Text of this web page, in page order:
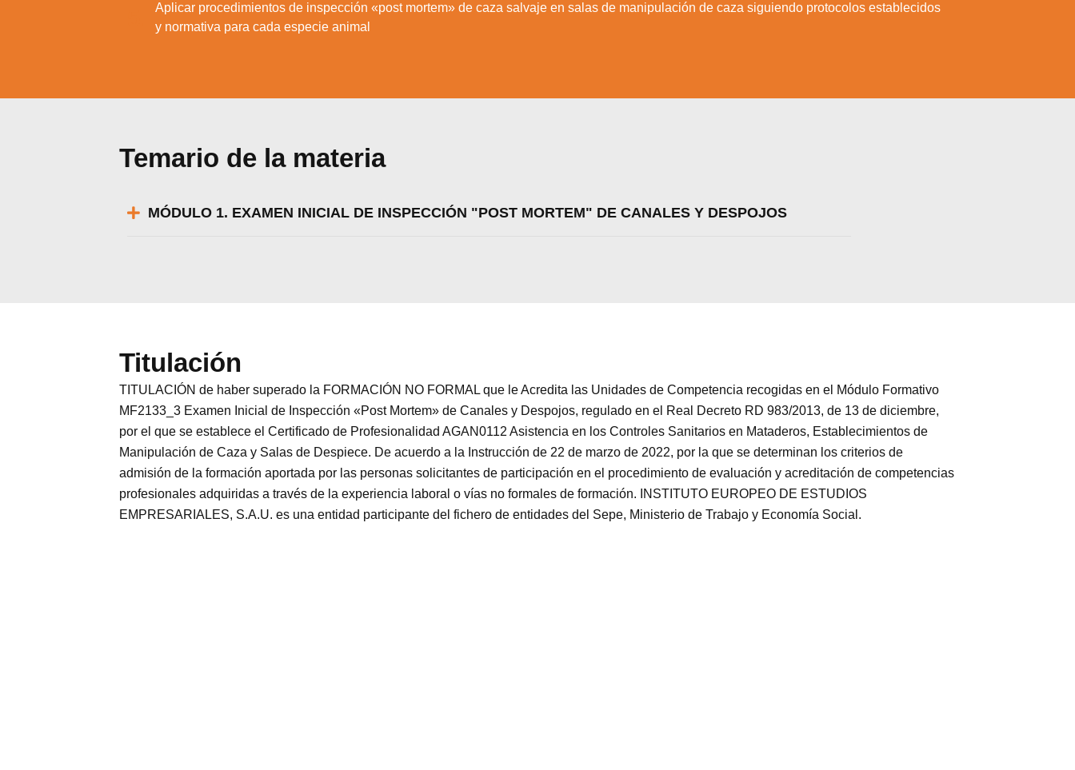
Aplicar procedimientos de inspección «post mortem» de caza salvaje en salas de manipulación de caza siguiendo protocolos establecidos
y normativa para cada especie animal
Temario de la materia
MÓDULO 1. EXAMEN INICIAL DE INSPECCIÓN "POST MORTEM" DE CANALES Y DESPOJOS
Titulación
TITULACIÓN de haber superado la FORMACIÓN NO FORMAL que le Acredita las Unidades de Competencia recogidas en el Módulo Formativo
MF2133_3 Examen Inicial de Inspección «Post Mortem» de Canales y Despojos, regulado en el Real Decreto RD 983/2013, de 13 de diciembre,
por el que se establece el Certificado de Profesionalidad AGAN0112 Asistencia en los Controles Sanitarios en Mataderos, Establecimientos de
Manipulación de Caza y Salas de Despiece. De acuerdo a la Instrucción de 22 de marzo de 2022, por la que se determinan los criterios de
admisión de la formación aportada por las personas solicitantes de participación en el procedimiento de evaluación y acreditación de competencias
profesionales adquiridas a través de la experiencia laboral o vías no formales de formación. INSTITUTO EUROPEO DE ESTUDIOS
EMPRESARIALES, S.A.U. es una entidad participante del fichero de entidades del Sepe, Ministerio de Trabajo y Economía Social.
Puedes aprender más sobre qué cookies utilizamos o desactivarlas en losajustes